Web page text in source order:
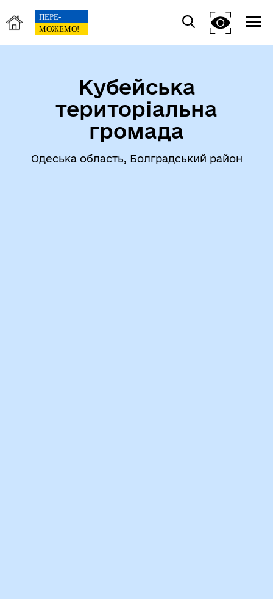
Кубейська
територіальна
громада
Одеська область, Болградський район